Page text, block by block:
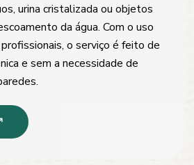
urina cristalizada ou objetos
da água. Com o uso
o serviço é feito de
e sem a necessidade de